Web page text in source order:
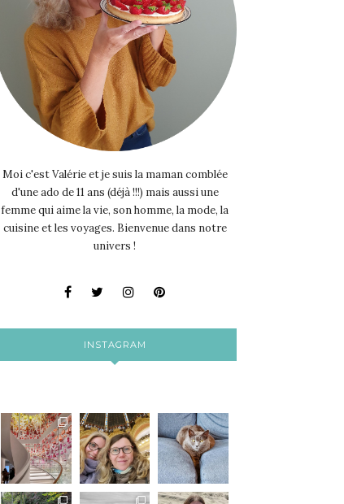
Moi c'est Valérie et je suis la maman comblée
d'une ado de 11 ans (déjà !!!) mais aussi une
femme qui aime la vie, son homme, la mode, la
cuisine et les voyages. Bienvenue dans notre
univers !
INSTAGRAM